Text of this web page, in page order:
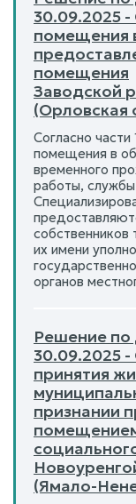
30.09.2025
помещения
помещения
Заводской
(Орловская
Согласно части
помещения в
временного
работы,
их имени
органов
Решение по
30.09.2025
принятия
признании
(Ямало-